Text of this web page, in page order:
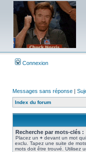
Connexion
Messages sans réponse |
Index du forum
Recherche par mots-clés :
Placez un + devant un mot
exclu. Tapez une suite de
mots doit être trouvé. Utilisez